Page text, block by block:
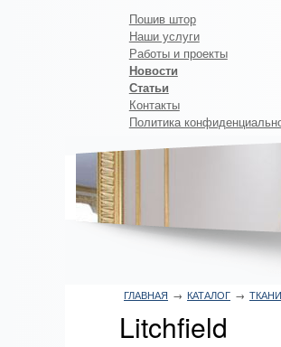
ГЛАВНАЯ → КАТАЛОГ → ТКАНИ
Litchfield
Пошив штор
Наши услуги
Работы и проекты
Новости
Статьи
Контакты
Политика